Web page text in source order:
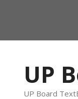
UP
UP Board